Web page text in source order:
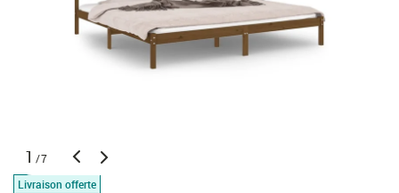
1 /7
Livraison offerte